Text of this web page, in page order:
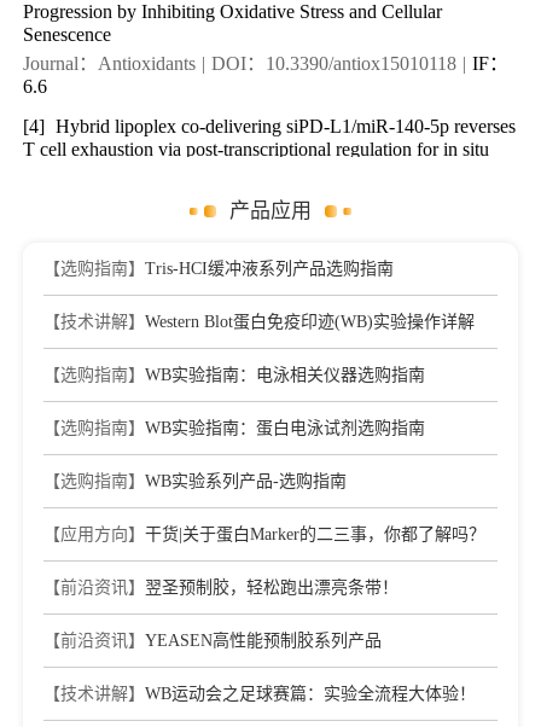
Progression by Inhibiting Oxidative Stress and Cellular
Senescence
Journal：Antioxidants | DOI：10.3390/antiox15010118 | IF：
6.6
[4] Hybrid lipoplex co-delivering siPD-L1/miR-140-5p reverses
T cell exhaustion via post-transcriptional regulation for in situ
DOI：10.1039/D5NR05275K
extracellular matrix remodeling in hAEC-EV-mediated corneal
Journal：Frontiers in Bioengineering and
IRF7 Is Involved in Both STING and MAVS Mediating
IFN-β Signaling in IRF3-Lacking Chickens
Journal：JOURNAL OF IMMUNOLOGY | DOI：
10.4049/jimmunol.1900293 | IF：4.72
Anti-inflammatory effects of higenamine (Hig) on LPS-
1 signaling pathways
Journal：INTERNATIONAL
IMMUNOPHARMACOLOGY | DOI：
10.1016/j.intimp.2020.106629 | IF：3.94
CHIR99021 balance TGFβ1 induced human corneal
endothelial cell proliferation
产品应用
【选购指南】 Tris-HCI缓冲液系列产品选购指南
【技术讲解】 Western Blot蛋白免疫印迹(WB)实验操作详解
【选购指南】 WB实验指南：电泳相关仪器选购指南
【选购指南】 WB实验指南：蛋白电泳试剂选购指南
【选购指南】 WB实验系列产品-选购指南
【应用方向】 干货|关于蛋白Marker的二三事，你都了解吗？
【前沿资讯】 翌圣预制胶，轻松跑出漂亮条带！
【前沿资讯】 YEASEN高性能预制胶系列产品
【技术讲解】 WB运动会之足球赛篇：实验全流程大体验！